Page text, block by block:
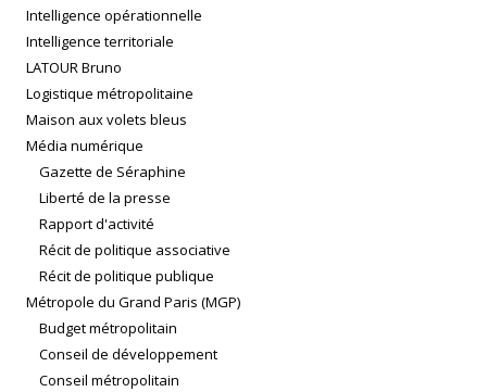
Intelligence opérationnelle
Intelligence territoriale
LATOUR Bruno
Logistique métropolitaine
Maison aux volets bleus
Média numérique
Gazette de Séraphine
Liberté de la presse
Rapport d'activité
Récit de politique associative
Récit de politique publique
Métropole du Grand Paris (MGP)
Budget métropolitain
Conseil de développement
Conseil métropolitain